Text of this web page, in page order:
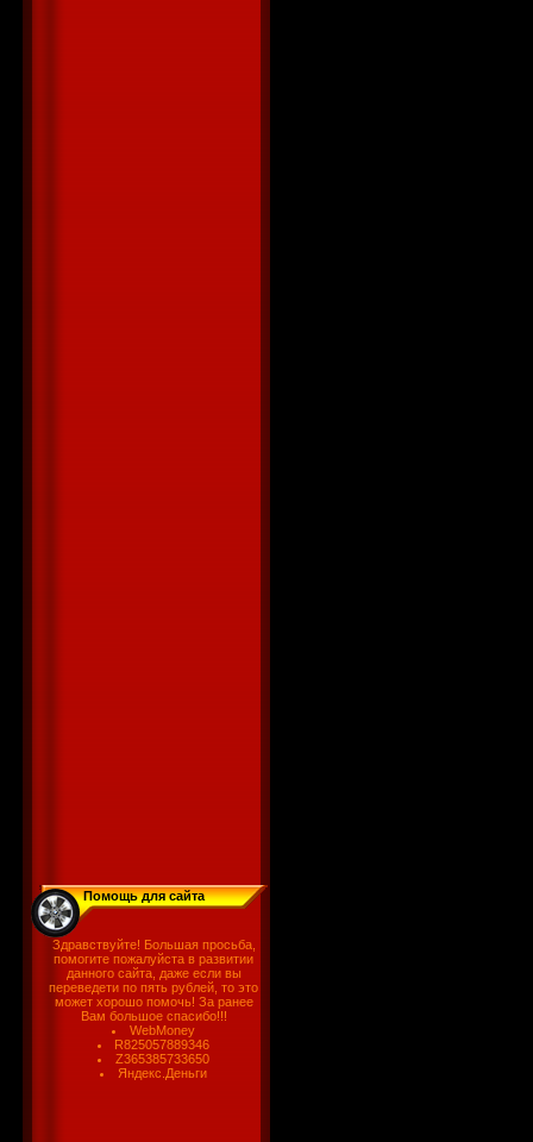
Помощь для сайта
Здравствуйте! Большая просьба,
помогите пожалуйста в развитии
данного сайта, даже если вы
переведети по пять рублей, то это
может хорошо помочь! За ранее
Вам большое спасибо!!!
WebMoney
R825057889346
Z365385733650
Яндекс.Деньги